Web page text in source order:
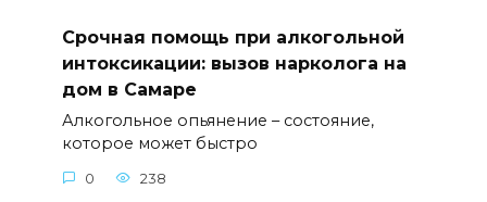
Срочная помощь при алкогольной
интоксикации: вызов нарколога на
дом в Самаре
Алкогольное опьянение – состояние,
которое может быстро
0 238